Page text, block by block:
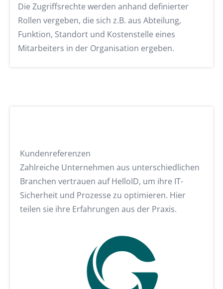
Die Zugriffsrechte werden anhand definierter
Rollen vergeben, die sich z.B. aus Abteilung,
Funktion, Standort und Kostenstelle eines
Mitarbeiters in der Organisation ergeben.
Kundenreferenzen
Zahlreiche Unternehmen aus unterschiedlichen
Branchen vertrauen auf HelloID, um ihre IT-
Sicherheit und Prozesse zu optimieren. Hier
teilen sie ihre Erfahrungen aus der Praxis.